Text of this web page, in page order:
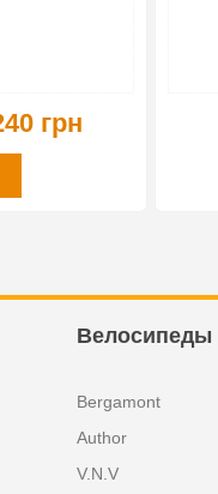
грн
Велосипеды
Bergamont
Author
V.N.V